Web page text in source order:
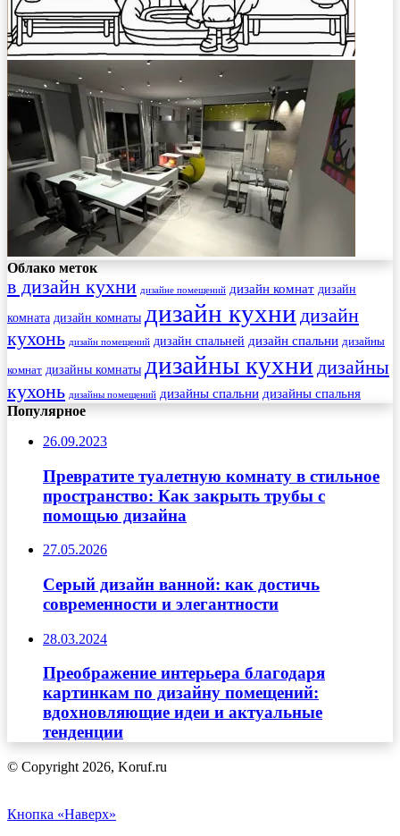
Облако меток
в дизайн кухни дизайне помещений дизайн комнат дизайн
комната дизайн комнаты дизайн кухни дизайн
кухонь дизайн помещений дизайн спальней дизайн спальни дизайны
комнат дизайны комнаты дизайны кухни дизайны
кухонь дизайны помещений дизайны спальни дизайны спальня
Популярное
26.09.2023
Превратите туалетную комнату в стильное
пространство: Как закрыть трубы с
помощью дизайна
27.05.2026
Серый дизайн ванной: как достичь
современности и элегантности
28.03.2024
Преображение интерьера благодаря
картинкам по дизайну помещений:
вдохновляющие идеи и актуальные
тенденции
© Copyright 2026, Koruf.ru
Кнопка «Наверх»